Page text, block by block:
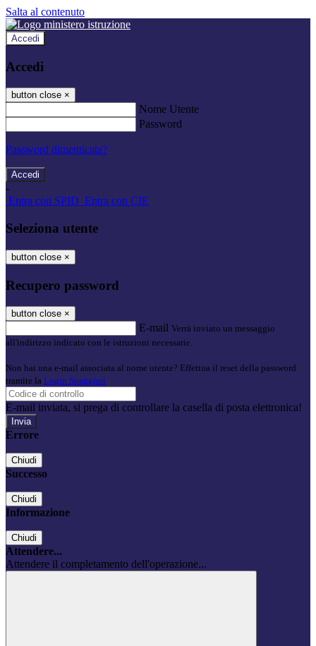
Salta al contenuto
Accedi
Accedi
button close ×
Nome Utente
Password
Password dimenticata?
-
Entra con SPID Entra con CIE
Seleziona utente
button close ×
Recupero password
button close ×
E-mail Verrà inviato un messaggio
all'indirizzo indicato con le istruzioni necessarie.
Non hai una e-mail associata al nome utente? Effettua il reset della password
tramite la Login Spaggiari
E-mail inviata, si prega di controllare la casella di posta elettronica!
Errore
Chiudi
Successo
Chiudi
Informazione
Chiudi
Attendere...
Attendere il completamento dell'operazione...